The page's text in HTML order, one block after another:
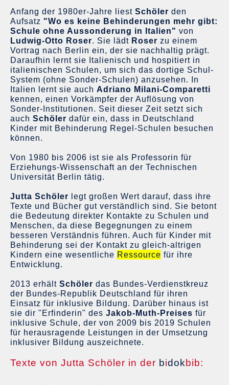
Anfang der 1980er-Jahre liest Schöler den
Aufsatz "Wo es keine Behinderungen mehr gibt:
Schule ohne Aussonderung in Italien" von
Ludwig-Otto Roser. Sie lädt Roser zu einem
Vortrag nach Berlin ein, der sie nachhaltig prägt.
Daraufhin lernt sie Italienisch und hospitiert in
italienischen Schulen, um sich das dortige Schul-
System (ohne Sonder-Schulen) anzusehen. In
Italien lernt sie auch Adriano Milani-Comparetti
kennen, einen Vorkämpfer der Auflösung von
Sonder-Institutionen. Seit dieser Zeit setzt sich
auch Schöler dafür ein, dass in Deutschland
Kinder mit Behinderung Regel-Schulen besuchen
können.
Von 1980 bis 2006 ist sie als Professorin für
Erziehungs-Wissenschaft an der Technischen
Universität Berlin tätig.
Jutta Schöler legt großen Wert darauf, dass ihre
Texte und Bücher gut verständlich sind. Sie betont
die Bedeutung direkter Kontakte zu Schulen und
Menschen, da diese Begegnungen zu einem
besseren Verständnis führen. Auch für Kinder mit
Behinderung sei der Kontakt zu gleich-altrigen
Kindern eine wesentliche Ressource für ihre
Entwicklung.
2013 erhält Schöler das Bundes-Verdienstkreuz
der Bundes-Republik Deutschland für ihren
Einsatz für inklusive Bildung. Darüber hinaus ist
sie dir "Erfinderin" des Jakob-Muth-Preises für
inklusive Schule, der von 2009 bis 2019 Schulen
für herausragende Leistungen in der Umsetzung
inklusiver Bildung auszeichnete.
Texte von Jutta Schöler in der bidok bib: